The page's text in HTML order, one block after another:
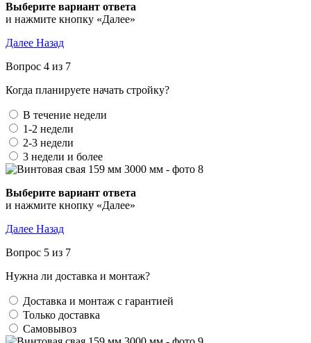
Выберите вариант ответа
и нажмите кнопку «Далее»
Далее Назад
Вопрос 4 из 7
Когда планируете начать стройку?
В течение недели
1-2 недели
2-3 недели
3 недели и более
Выберите вариант ответа
и нажмите кнопку «Далее»
Далее Назад
Вопрос 5 из 7
Нужна ли доставка и монтаж?
Доставка и монтаж с гарантией
Только доставка
Самовывоз